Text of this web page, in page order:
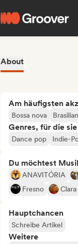
About
Am häufigsten
Bossa nova
Genres, für die
Dance pop Indie-
Du möchtest
ANAVITÓRIA
Fresno
Hauptchancen
Schreibe Artikel
Weitere